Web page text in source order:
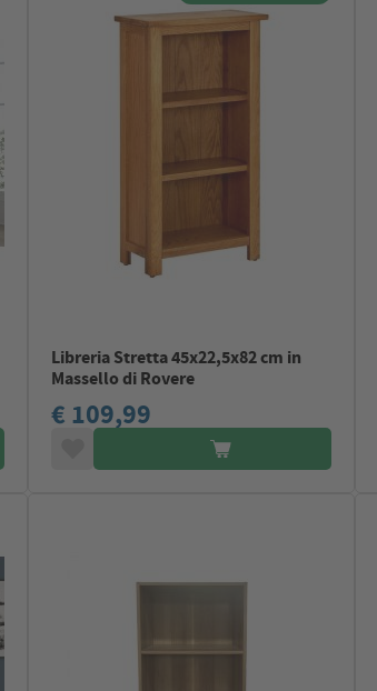
Libreria Stretta 45x22,5x82 cm in
Massello di Rovere
€ 109,99